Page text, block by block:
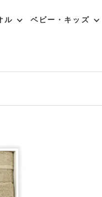
ル ベビー・キッズ